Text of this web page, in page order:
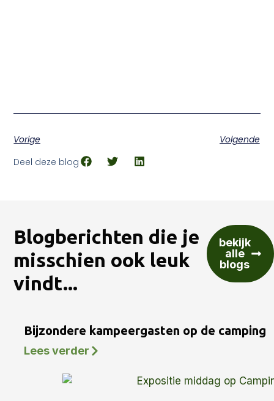
Vorige
Volgende
Deel deze blog
Blogberichten die je
misschien ook leuk
vindt...
bekijk
alle
blogs
Bijzondere kampeergasten op de camping
Lees verder